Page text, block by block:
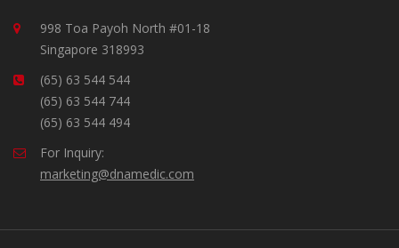
998 Toa Payoh North #01-18
Singapore 318993
(65) 63 544 544
(65) 63 544 744
(65) 63 544 494
For Inquiry:
marketing@dnamedic.com